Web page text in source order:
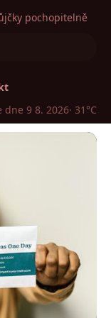
pochopitelně
dne 9 8. 2026· 31°C